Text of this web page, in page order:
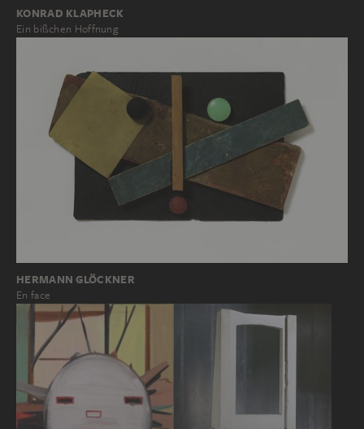
KONRAD KLAPHECK
Ein bißchen Hoffnung
HERMANN GLÖCKNER
En face